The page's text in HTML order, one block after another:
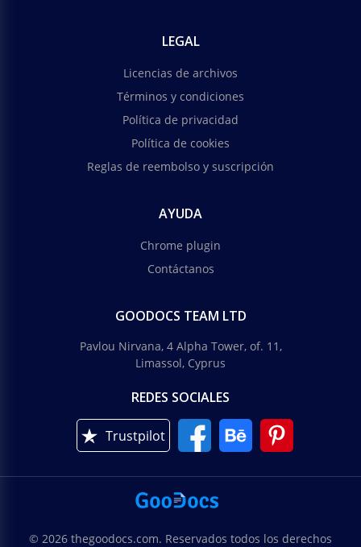
LEGAL
Licencias de archivos
Términos y condiciones
Política de privacidad
Política de cookies
Reglas de reembolso y suscripción
AYUDA
Chrome plugin
Contáctanos
GOODOCS TEAM LTD
Pavlou Nirvana, 4 Alpha Tower, of. 11,
Limassol, Cyprus
REDES SOCIALES
Trustpilot
© 2026 thegoodocs.com. Reservados todos los derechos